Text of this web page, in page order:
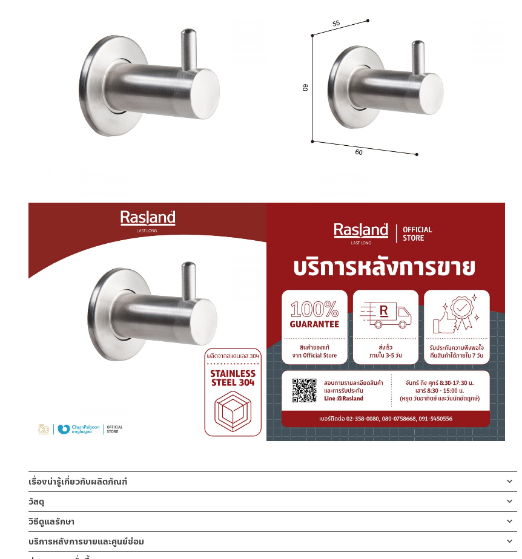
เรื่องน่ารู้เกี่ยวกับผลิตภัณฑ์
ขอแขวนผ้าติดผนัง แบบเดี่ยว ผลิตจากสแตนเลส304 ที่มีความแข็งแรง ทนต่อการกัดกร่อนสูงและไม่เป็นสนิม
ขอแขวนผ้า สีสแตนเลสด้าน มีความเรียบหรูสามารถนำไปตกแต่งเข้ากับห้องน้ำได้ทุกสไตล์ ผลิตจากสเตนเลสคุณภาพดี เกรด 304 มีความ
ทนทาน ใช้งานได้ยาวนาน ใช้ติดตั้งบนผนังหรือประตูสำหรับแขวนผ้าเช็ดตัว
วัสดุ
ขอแขวนผ้า
ผลิตจากสแตนเลสเกรด 304
วิธีดูแลรักษา
คำแนะนำในการดูแลรักษาผลิตภัณฑ์
1. ไม่ทำสินค้าให้เกิดความเสียหายอื่น ๆ นอกจากการใช้งานปกติ เช่นไม่ทำตก ไม่งัดหรือโยกสินค้าแรงๆ
บริการหลังการขายและศูนย์ซ่อม